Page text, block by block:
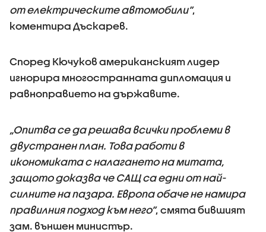
от електрическите автомобили”,
коментира Дъскарев.
Според Кючуков американският лидер
игнорира многостранната дипломация и
равноправието на държавите.
„Опитва се да решава всички проблеми в
двустранен план. Това работи в
икономиката с налагането на митата,
защото доказва че САЩ са едни от най-
силните на пазара. Европа обаче не намира
правилния подход към него”, смята бившият
зам. външен министър.